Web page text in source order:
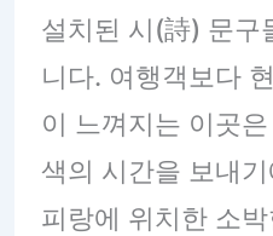
설치된 시(詩) 문구
니다. 여행객보다
이 느껴지는 이곳
색의 시간을 보내
피랑에 위치한 소